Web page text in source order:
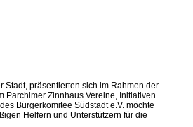
Stadt, präsentierten sich im Rahmen der
Parchimer Zinnhaus Vereine, Initiativen
Bürgerkomitee Südstadt e.V. möchte
Helfern und Unterstützern für die